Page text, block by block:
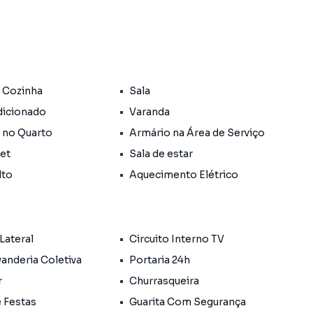
leveza e qualidade.
e com praticidade no dia a dia!
Sala
Varanda
Quarto
Armário na Área de Serviço
Sala de estar
Aquecimento Elétrico
Circuito Interno TV
Coletiva
Portaria 24h
Churrasqueira
Festas
Guarita Com Segurança